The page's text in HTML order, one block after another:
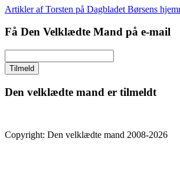
Artikler af Torsten på Dagbladet Børsens
Få Den Velklædte Mand på e-mail
Den velklædte mand er tilmeldt
Copyright: Den velklædte mand 2008-2026